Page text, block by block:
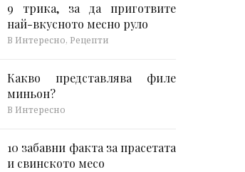
9 трика, за да приготвите
най-вкусното месно руло
В Интересно, Рецепти
Какво представлява филе
миньон?
В Интересно
10 забавни факта за прасетата
и свинското месо